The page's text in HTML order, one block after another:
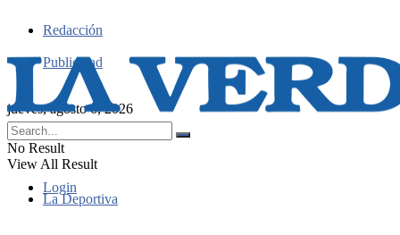
Redacción
Publicidad
jueves, agosto 6, 2026
Login
No Result
View All Result
La Deportiva